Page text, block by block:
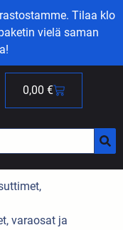
Tilaa klo
vielä saman
0,00 €
varaosat ja